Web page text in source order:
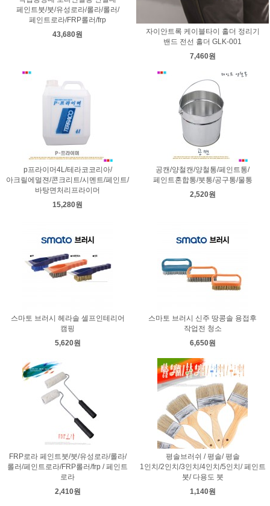
페인트붓/붓/유성로라/롤라/롤러/
페인트로라/FRP롤러/frp
43,680원
자이안트록 케이블타이 홀더 정리기
밴드 전선 홀더 GLK-001
7,460원
p프라이머4L/테라코코리아/
아크릴에멀젼/콘크리트/시멘트/페인트/
바탕면처리프라이머
15,280원
공캔/양철캔/양철통/페인트통/
페인트혼합통/붓통/공구통/물통
2,520원
스마토 브러시 헤라솔 셀프인테리어
캠핑
5,620원
스마토 브러시 신주 땅콩솔 용접후
작업전 청소
6,650원
FRP로라 페인트붓/붓/유성로라/롤라/
롤러/페인트로라/FRP롤러/frp / 페인트
로라
2,410원
평솔브러쉬 / 평솔/ 평솔
1인치/2인치/3인치/4인치/5인치/ 페인트
붓/ 다용도 붓
1,140원